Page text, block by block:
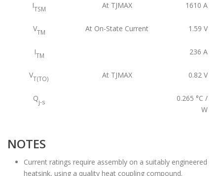
ITSM At TJMAX 1610 A
VTM At On-State Current 1.59 V
ITM 236 A
VT(TO) At TJMAX 0.82 V
Qj-s 0.265 °C /
W
NOTES
Current ratings require assembly on a suitably engineered
heatsink, using a quality heat coupling compound.